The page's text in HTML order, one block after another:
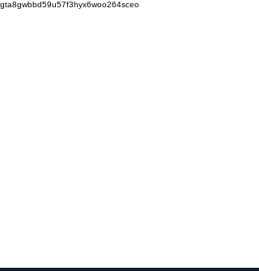
gta8gwbbd59u57f3hyx6woo264sceo